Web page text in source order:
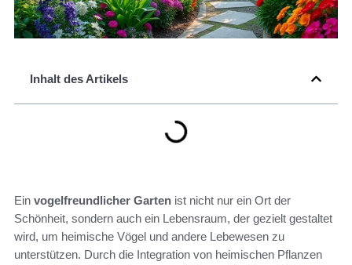
Inhalt des Artikels
Ein vogelfreundlicher Garten ist nicht nur ein Ort der
Schönheit, sondern auch ein Lebensraum, der gezielt gestaltet
wird, um heimische Vögel und andere Lebewesen zu
unterstützen. Durch die Integration von heimischen Pflanzen